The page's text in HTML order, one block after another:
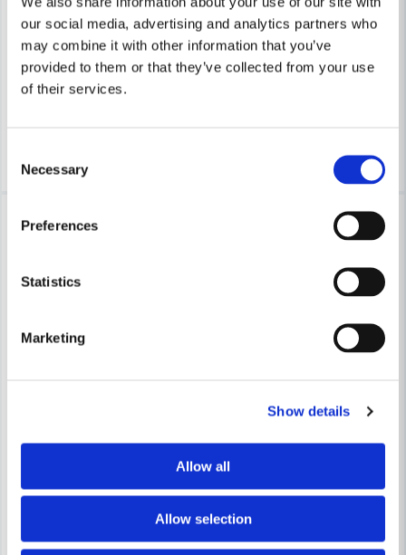
our social media, advertising and analytics partners who
may combine it with other information that you’ve
provided to them or that they’ve collected from your use
of their services.
Selection
Necessary
Preferences
Statistics
Marketing
Show details
Allow all
Allow selection
PAX
PAX Passad 30 Badrumsfläkt för vägg och tak
2 760 kr
1 771 kr
PAX
Kallrasspjäll PAX Passad
477 kr
368 kr
PAX
FRESH
Fresh Tallriksventil 150